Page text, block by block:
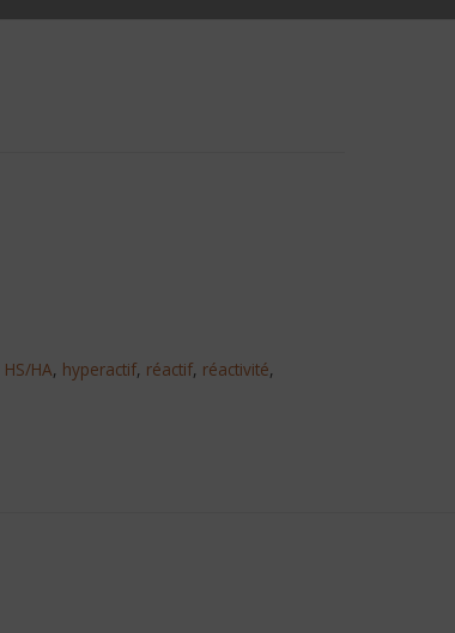
HS/HA, hyperactif, réactif, réactivité,